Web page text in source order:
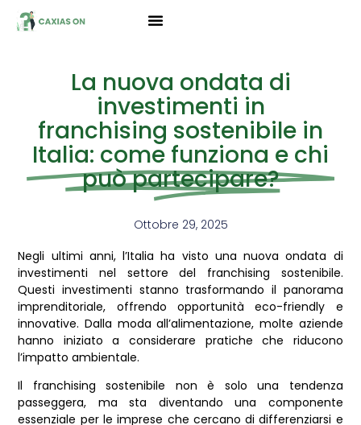
La nuova ondata di
investimenti in
franchising sostenibile in
Italia: come funziona e chi
può partecipare?
Ottobre 29, 2025
Negli ultimi anni, l’Italia ha visto una nuova ondata di
investimenti nel settore del franchising sostenibile.
Questi investimenti stanno trasformando il panorama
imprenditoriale, offrendo opportunità eco-friendly e
innovative. Dalla moda all’alimentazione, molte aziende
hanno iniziato a considerare pratiche che riducono
l’impatto ambientale.
Il franchising sostenibile non è solo una tendenza
passeggera, ma sta diventando una componente
essenziale per le imprese che cercano di differenziarsi e